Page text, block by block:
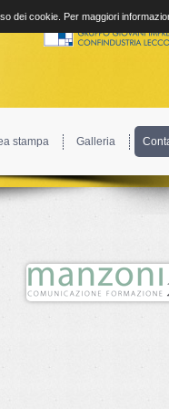
stampa Galleria
dei cookie. Per maggiori